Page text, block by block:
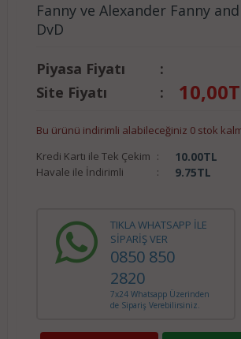
Fanny ve Alexander Fanny
DvD
Piyasa Fiyatı
:
Site Fiyatı
: 10,00
Bu ürünü indirimli alabileceğiniz 0 stok
Kredi Kartı ile Tek Çekim : 10.00TL
Havale ile İndirimli : 9.75TL
TIKLA WHATSAPP İLE
SİPARİŞ VER
0850 850
2820
7x24 Whatsapp Üzerinden
de Sipariş Verebilirsiniz.